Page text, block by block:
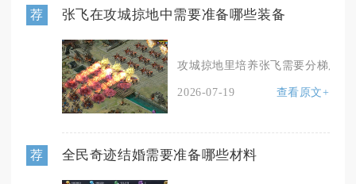
荐 张飞在攻城掠地中需要准备哪些装备
攻城掠地里培养张飞需要分梯度
2026-07-19 查看原文+
荐 全民奇迹结婚需要准备哪些材料